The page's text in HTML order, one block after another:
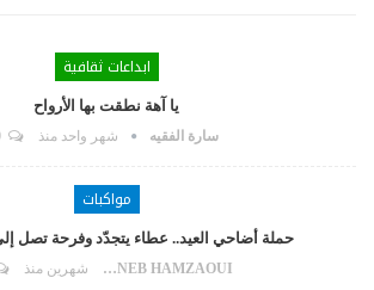
ابداعات ثقافية
يا آهة نطقت بها الأرواح
سارة الفقيه شهر واحد منذ
مواكبات
حملة أضاحي العيد.. عطاء يتجدّد وفرحة تصل
ZAYNEB HAMZAOUI شهرين منذ